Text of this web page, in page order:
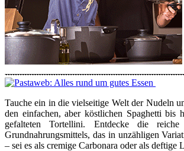
Tauche ein in die vielseitige Welt der Nudeln
den einfachen, aber köstlichen Spaghetti bis
gefalteten Tortellini. Entdecke die reiche
Grundnahrungsmittels, das in unzähligen
– sei es als cremige Carbonara oder als deftige